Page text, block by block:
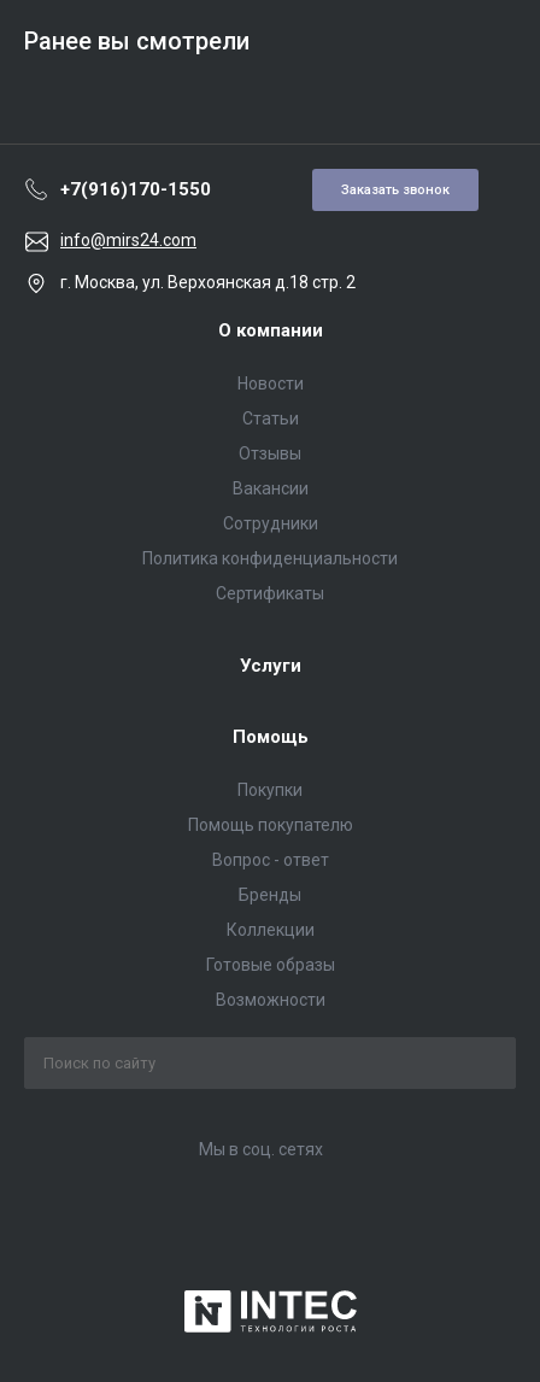
Ранее вы смотрели
+7(916)170-1550 Заказать звонок
info@mirs24.com
г. Москва, ул. Верхоянская д.18 стр. 2
О компании
Новости
Статьи
Отзывы
Вакансии
Сотрудники
Политика конфиденциальности
Сертификаты
Услуги
Помощь
Покупки
Помощь покупателю
Вопрос - ответ
Бренды
Коллекции
Готовые образы
Возможности
Мы в соц. сетях